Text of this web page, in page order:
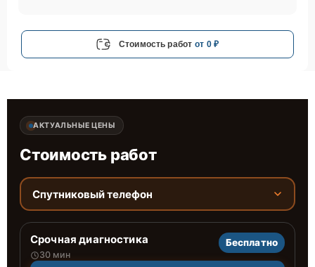
Стоимость работ от 0 ₽
АКТУАЛЬНЫЕ ЦЕНЫ
Стоимость работ
Спутниковый телефон
Срочная диагностика
30 мин
Бесплатно